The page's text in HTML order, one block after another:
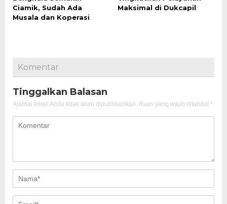
Ciamik, Sudah Ada
Musala dan Koperasi
Maksimal di Dukcapil
Komentar
Tinggalkan Balasan
Alamat email Anda tidak akan dipublikasikan. Ruas yang wajib ditandai *